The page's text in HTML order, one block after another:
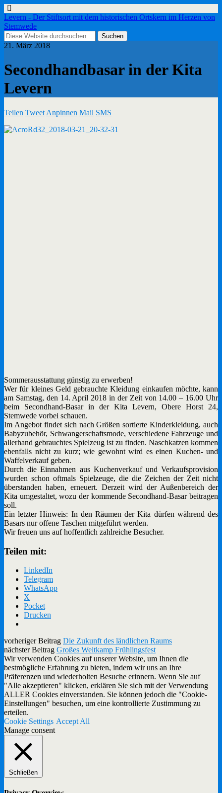
Levern - Der Stiftsort mit dem historischen Ortskern im Herzen von
Stemwede
21. März 2018
Secondhandbasar in der Kita
Levern
Teilen Tweet Anpinnen Mail SMS
Sommerausstattung günstig zu erwerben!
Wer für kleines Geld gebrauchte Kleidung einkaufen möchte, kann
am Samstag, den 14. April 2018 in der Zeit von 14.00 – 16.00 Uhr
beim Secondhand-Basar in der Kita Levern, Obere Horst 24,
Stemwede vorbei schauen.
Im Angebot findet sich nach Größen sortierte Kinderkleidung, auch
Babyzubehör, Schwangerschaftsmode, verschiedene Fahrzeuge und
allerhand gebrauchtes Spielzeug ist zu finden. Naschkatzen kommen
ebenfalls nicht zu kurz; wie gewohnt wird es einen Kuchen- und
Waffelverkauf geben.
Durch die Einnahmen aus Kuchenverkauf und Verkaufsprovision
wurden schon oftmals Spielzeuge, die die Zeichen der Zeit nicht
überstanden haben, erneuert. Derzeit wird der Außenbereich der
Kita umgestaltet, wozu der kommende Secondhand-Basar beitragen
soll.
Ein letzter Hinweis: In den Räumen der Kita dürfen während des
Basars nur offene Taschen mitgeführt werden.
Wir freuen uns auf hoffentlich zahlreiche Besucher.
Teilen mit:
LinkedIn
Telegram
WhatsApp
X
Pocket
Drucken
vorheriger Beitrag Die Zukunft des ländlichen Raums
nächster Beitrag Großes Weitkamp Frühlingsfest
Wir verwenden Cookies auf unserer Website, um Ihnen die
bestmögliche Erfahrung zu bieten, indem wir uns an Ihre
Präferenzen und wiederholten Besuche erinnern. Wenn Sie auf
"Alle akzeptieren" klicken, erklären Sie sich mit der Verwendung
ALLER Cookies einverstanden. Sie können jedoch die "Cookie-
Einstellungen" besuchen, um eine kontrollierte Zustimmung zu
erteilen.
Cookie Settings Accept All
Manage consent
Schließen